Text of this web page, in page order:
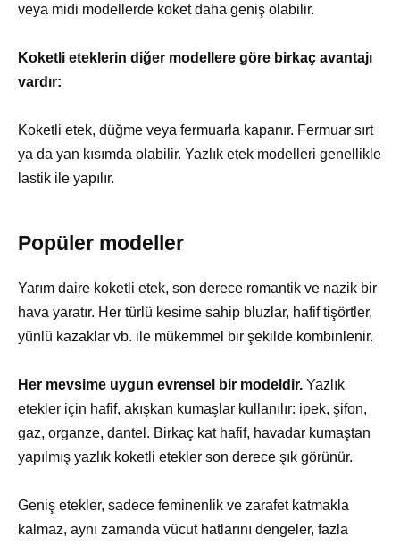
veya midi modellerde koket daha geniş olabilir.
Koketli eteklerin diğer modellere göre birkaç avantajı
vardır:
Koketli etek, düğme veya fermuarla kapanır. Fermuar sırt
ya da yan kısımda olabilir. Yazlık etek modelleri genellikle
lastik ile yapılır.
Popüler modeller
Yarım daire koketli etek, son derece romantik ve nazik bir
hava yaratır. Her türlü kesime sahip bluzlar, hafif tişörtler,
yünlü kazaklar vb. ile mükemmel bir şekilde kombinlenir.
Her mevsime uygun evrensel bir modeldir. Yazlık
etekler için hafif, akışkan kumaşlar kullanılır: ipek, şifon,
gaz, organze, dantel. Birkaç kat hafif, havadar kumaştan
yapılmış yazlık koketli etekler son derece şık görünür.
Geniş etekler, sadece feminenlik ve zarafet katmakla
kalmaz, aynı zamanda vücut hatlarını dengeler, fazla